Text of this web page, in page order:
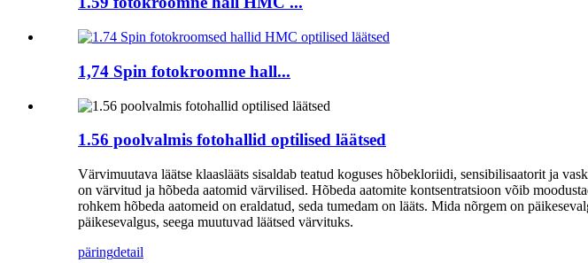
1,74 Spin fotokroomne hall...
1.56 poolvalmis fotohallid optilised läätsed
Värvimuutava läätse klaaslääts sisaldab teatud koguses hõbekloriidi, sensibilisaatorit ja
on värvitud ja hõbeda aatomid värvilised. Hõbeda aatomite kontsentratsioon võib
rohkem hõbeda aatomeid on eraldatud, seda tumedam on lääts. Mida nõrgem on
päikesevalgus, seega muutuvad läätsed värvituks.
päringdetail